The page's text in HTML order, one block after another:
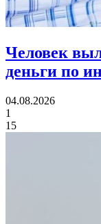
Человек
деньги по
04.08.2026
1
15